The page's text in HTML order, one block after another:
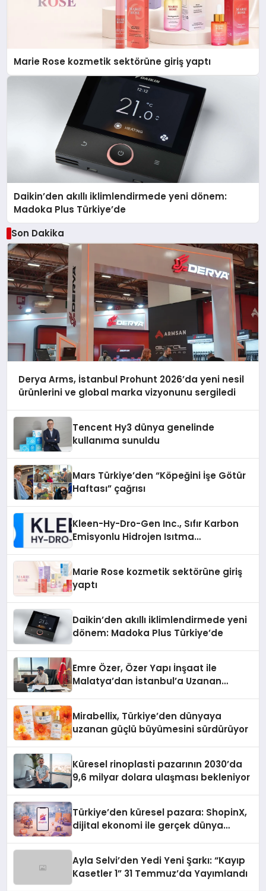
Marie Rose kozmetik sektörüne giriş yaptı
Daikin’den akıllı iklimlendirmede yeni dönem:
Madoka Plus Türkiye’de
Son Dakika
Derya Arms, İstanbul Prohunt 2026’da yeni nesil
ürünlerini ve global marka vizyonunu sergiledi
Tencent Hy3 dünya genelinde
kullanıma sunuldu
Mars Türkiye’den “Köpeğini İşe Götür
Haftası” çağrısı
Kleen-Hy-Dro-Gen Inc., Sıfır Karbon
Emisyonlu Hidrojen Isıtma
Marie Rose kozmetik sektörüne giriş
yaptı
Daikin’den akıllı iklimlendirmede yeni
dönem: Madoka Plus Türkiye’de
Emre Özer, Özer Yapı İnşaat ile
Malatya’dan İstanbul’a Uzanan
Mirabellix, Türkiye’den dünyaya
uzanan güçlü büyümesini sürdürüyor
Küresel rinoplasti pazarının 2030’da
9,6 milyar dolara ulaşması bekleniyor
Türkiye’den küresel pazara: ShopinX,
dijital ekonomi ile gerçek dünya
Ayla Selvi’den Yedi Yeni Şarkı: “Kayıp
Kasetler 1” 31 Temmuz’da Yayımlandı